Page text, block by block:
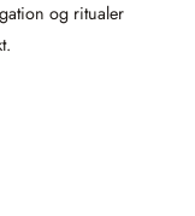
og ritualer